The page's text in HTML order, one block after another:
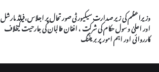
وزیراعظم کی زیر صدارت سیکیورٹی صورتحال پر اجلاس،فیلڈ مارشل
اور اعلیٰ و سول حکام کی شرکت ، افغان طالبان کی جارحیت کیخلاف
کارروائی اور اہم امور پر بریفنگ